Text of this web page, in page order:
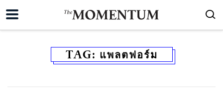
TAG: แพลตฟอร์ม